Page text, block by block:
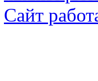
Сайт